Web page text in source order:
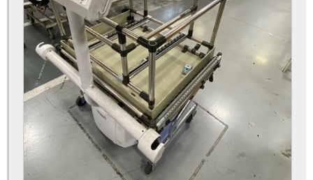
Análise preliminar de risco nr12
Apreciação de riscos
Apreciação de riscos de máquinas e equipamentos
Apreciação de riscos hrn
Apreciação de riscos nr12
Atuadores automação
Atuadores automação industrial